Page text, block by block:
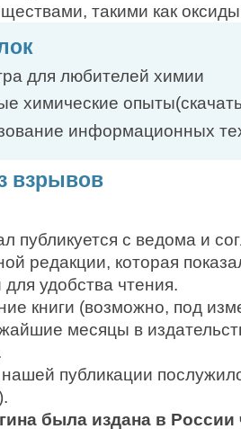
такими как
для любителей химии
химические
информационных
взрывов
публикуется с ведома и
редакции, которая
удобства чтения.
книги (возможно, под
месяцы в
публикации
была издана в России